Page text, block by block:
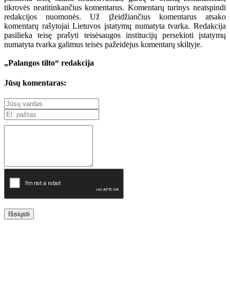
tikrovės neatitinkančius komentarus. Komentarų turinys neatspindi
redakcijos nuomonės. Už įžeidžiančius komentarus atsako
komentarų rašytojai Lietuvos įstatymų numatyta tvarka. Redakcija
pasilieka teisę prašyti teisėsaugos institucijų persekioti įstatymų
numatyta tvarka galimus teisės pažeidėjus komentarų skiltyje.
„Palangos tilto“ redakcija
Jūsų komentaras:
Išsiųsti